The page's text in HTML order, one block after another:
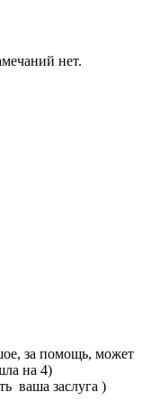
нет.
за помощь, может
на 4)
ваша заслуга )